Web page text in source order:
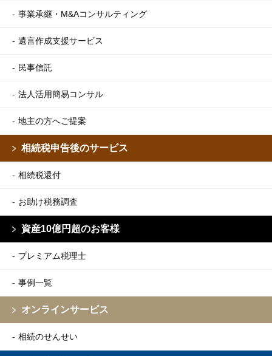
事業承継・M&Aコンサルティング
遺言作成支援サービス
民事信託
法人活用簡易コンサル
地主の方へご提案
相続税申告後のサービス
相続税還付
お助け税務調査
資産10億円超のお客様
プレミアム税理士
事例一覧
オンラインサービス
相続のせんせい